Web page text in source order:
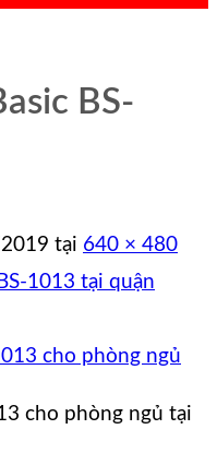
BS-
tại 640 × 480
1013 tại quận
cho phòng ngủ tại